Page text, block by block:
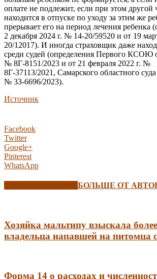
оплате не подлежит, если при этом другой
находится в отпуске по уходу за этим же
прерывает его на период лечения
2 декабря 2024 г. № 14-20/59520 и от 19
20/12017). И иногда страховщик даже
среди судей (определения Первого КСОЮ
№ 8Г-8151/2023 и от 21 февраля 2022 г. №
8Г-37113/2021, Самарского областного
№ 33-6696/2023).
Источник
Facebook
Twitter
Google+
Pinterest
WhatsApp
БОЛЬШЕ ОТ
Хозяйка мальтипу взыскала
владельца напавшей на питомца
Форма 14 о расходах и